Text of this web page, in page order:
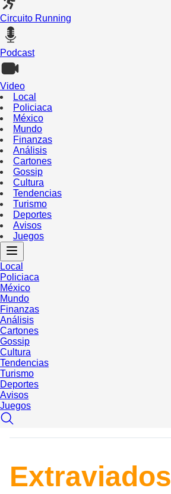
Circuito Running
Podcast
Video
Local
Policiaca
México
Mundo
Finanzas
Análisis
Cartones
Gossip
Cultura
Tendencias
Turismo
Deportes
Avisos
Juegos
Local
Policiaca
México
Mundo
Finanzas
Análisis
Cartones
Gossip
Cultura
Tendencias
Turismo
Deportes
Avisos
Juegos
Extraviados